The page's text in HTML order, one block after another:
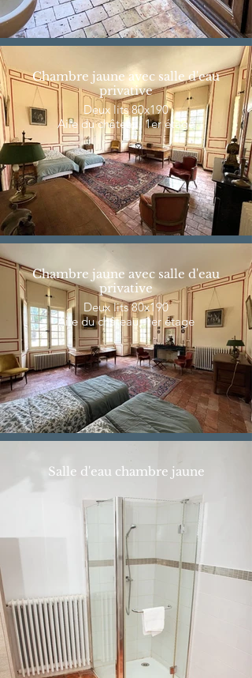
Chambre jaune avec salle d'eau
privative
Deux lits 80x190
Aile du château, 1er étage
Chambre jaune avec salle d'eau
privative
Deux lits 80x190
Aile du château, 1er étage
Salle d'eau chambre jaune